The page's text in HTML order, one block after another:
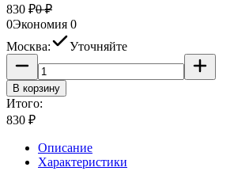
830 ₽0 ₽
0Экономия 0
Москва:
Уточняйте
В корзину
Итого:
830 ₽
Описание
Характеристики